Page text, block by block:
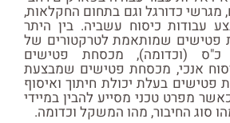
מגרשי כדורגל וגם בתחום החקלאות,
עבודות כיסוח עשביה. בין היתר
פטישים שמותאמת לטרקטורים של
עד 25 כ"ס/20 כ"ס (וכדומה), מכסחת פטישים
אנכי, מכסחת פטישים שמבצעת
פטישים בעלת יכולת חיתוך ואיסוף
מפרט טכני מסייע להבין במיידי
סוג החיבור, מהו המשקל וכדומה.